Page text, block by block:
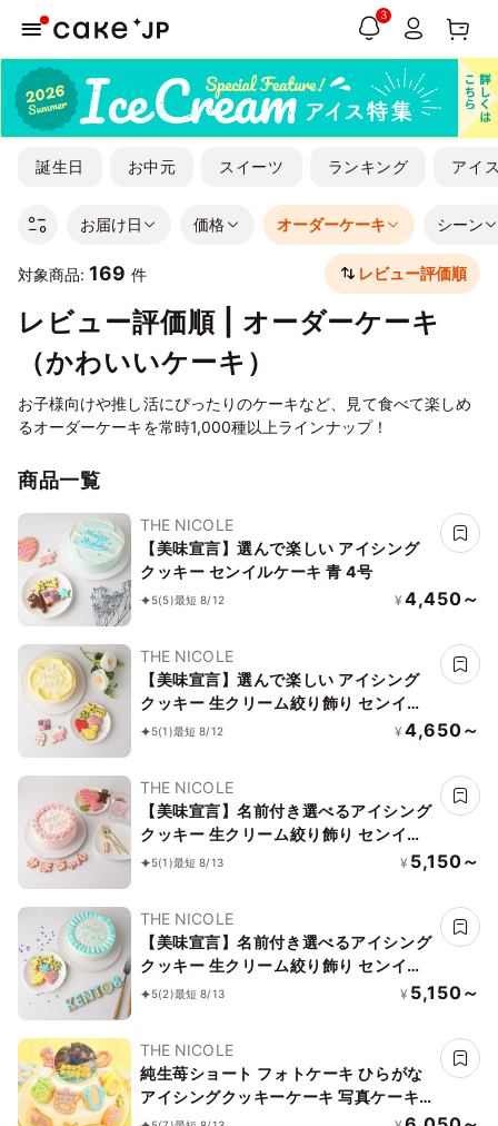
3
誕生日 お中元 スイーツ ランキング アイ
お届け日 価格 オーダーケーキ シーン
対象商品: 169 件 レビュー評価順
レビュー評価順 | オーダーケーキ
（かわいいケーキ）
お子様向けや推し活にぴったりのケーキなど、見て食べて楽しめ
るオーダーケーキを常時1,000種以上ラインナップ！
商品一覧
THE NICOLE
【美味宣言】選んで楽しい アイシング
クッキー センイルケーキ 青 4号
5(5)最短 8/12 ¥ 4,450～
THE NICOLE
【美味宣言】選んで楽しい アイシング
クッキー 生クリーム絞り飾り センイル
ケーキ（黄） クリームカラーは5色から
5(1)最短 8/12 ¥ 4,650～
THE NICOLE
【美味宣言】名前付き選べるアイシング
クッキー 生クリーム絞り飾り センイル
ケーキ（赤） クリームカラーは5色から
5(1)最短 8/13 ¥ 5,150～
THE NICOLE
【美味宣言】名前付き選べるアイシング
クッキー 生クリーム絞り飾り センイル
ケーキ（青） クリームカラーは5色から
5(2)最短 8/13 ¥ 5,150～
THE NICOLE
純生苺ショート フォトケーキ ひらがな
アイシングクッキーケーキ 写真ケーキ
4号 12cm ※ひらがなタイプ登場しまし